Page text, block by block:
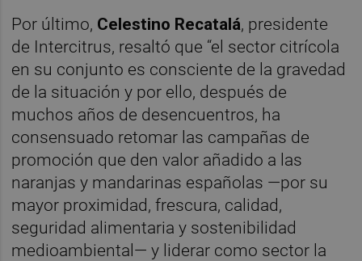
Por último, Celestino Recatalá, presidente
de Intercitrus, resaltó que “el sector citrícola
en su conjunto es consciente de la gravedad
de la situación y por ello, después de
muchos años de desencuentros, ha
consensuado retomar las campañas de
promoción que den valor añadido a las
naranjas y mandarinas españolas —por su
mayor proximidad, frescura, calidad,
seguridad alimentaria y sostenibilidad
medioambiental— y liderar como sector la